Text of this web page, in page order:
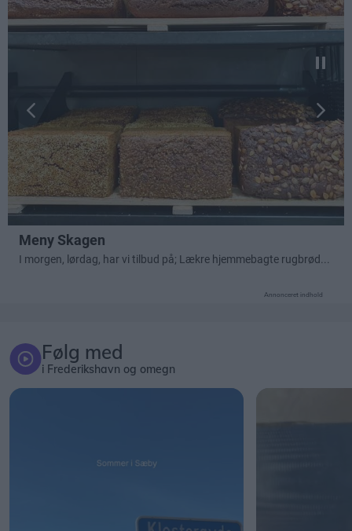
Annonceret indhold
Følg med
i Frederikshavn og omegn